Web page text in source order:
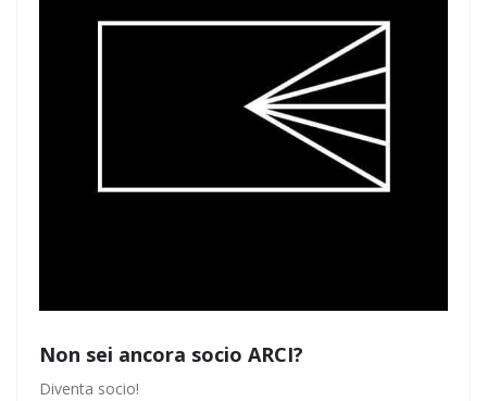
Non sei ancora socio ARCI?
Diventa socio!